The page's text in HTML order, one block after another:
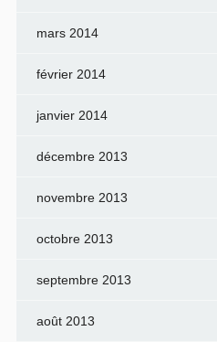
mars 2014
février 2014
janvier 2014
décembre 2013
novembre 2013
octobre 2013
septembre 2013
août 2013